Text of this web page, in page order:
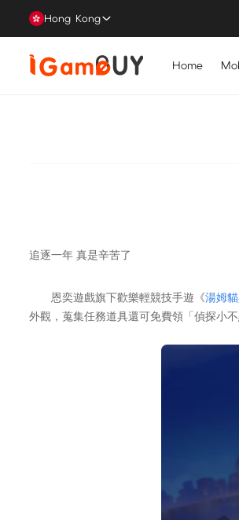
Hong Kong
Home
追逐一年 真是辛苦了
恩奕遊戲旗下歡樂輕競技手遊《湯姆
外觀，蒐集任務道具還可免費領「偵探小